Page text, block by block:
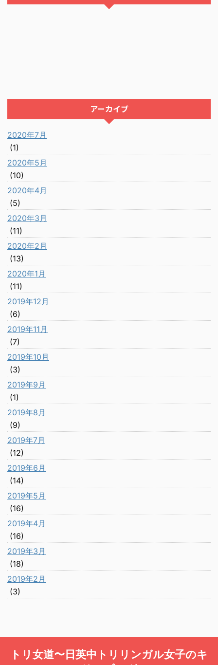
アーカイブ
2020年7月
(1)
2020年5月
(10)
2020年4月
(5)
2020年3月
(11)
2020年2月
(13)
2020年1月
(11)
2019年12月
(6)
2019年11月
(7)
2019年10月
(3)
2019年9月
(1)
2019年8月
(9)
2019年7月
(12)
2019年6月
(14)
2019年5月
(16)
2019年4月
(16)
2019年3月
(18)
2019年2月
(3)
トリ女道〜日英中トリリンガル女子のキ